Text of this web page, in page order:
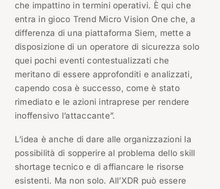
che impattino in termini operativi. È qui che
entra in gioco Trend Micro Vision One che, a
differenza di una piattaforma Siem, mette a
disposizione di un operatore di sicurezza solo
quei pochi eventi contestualizzati che
meritano di essere approfonditi e analizzati,
capendo cosa è successo, come è stato
rimediato e le azioni intraprese per rendere
inoffensivo l’attaccante”.
L’idea è anche di dare alle organizzazioni la
possibilità di sopperire al problema dello skill
shortage tecnico e di affiancare le risorse
esistenti. Ma non solo. All’XDR può essere